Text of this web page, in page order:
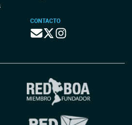
CONTACTO